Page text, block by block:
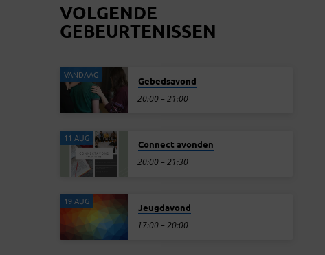
VOLGENDE
GEBEURTENISSEN
VANDAAG
Gebedsavond
20:00 – 21:00
11 AUG
Connect avonden
20:00 – 21:30
19 AUG
Jeugdavond
17:00 – 20:00